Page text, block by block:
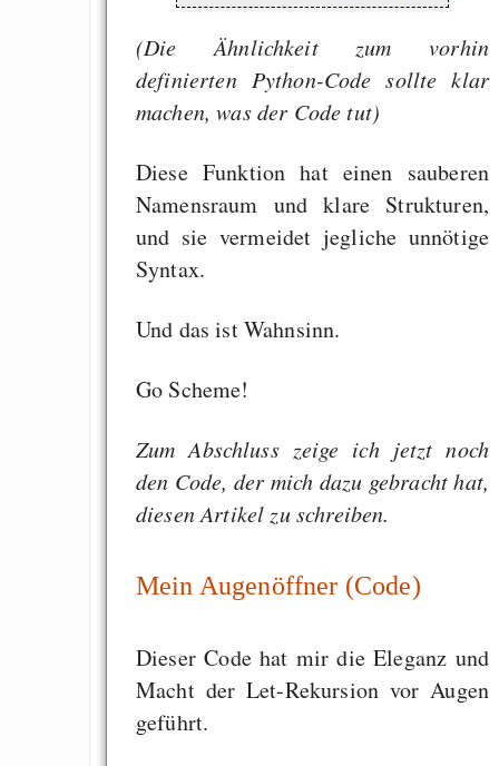
(Die Ähnlichkeit zum vorhin
definierten Python-Code sollte klar
machen, was der Code tut)
Diese Funktion hat einen sauberen
Namensraum und klare Strukturen,
und sie vermeidet jegliche unnötige
Syntax.
Und das ist Wahnsinn.
Go Scheme!
Zum Abschluss zeige ich jetzt noch
den Code, der mich dazu gebracht hat,
diesen Artikel zu schreiben.
Mein Augenöffner (Code)
Dieser Code hat mir die Eleganz und
Macht der Let-Rekursion vor Augen
geführt.